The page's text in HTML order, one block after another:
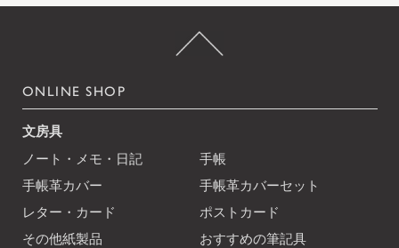
ONLINE SHOP
文房具
ノート・メモ・日記
手帳
手帳革カバー
手帳革カバーセット
レター・カード
ポストカード
その他紙製品
おすすめの筆記具